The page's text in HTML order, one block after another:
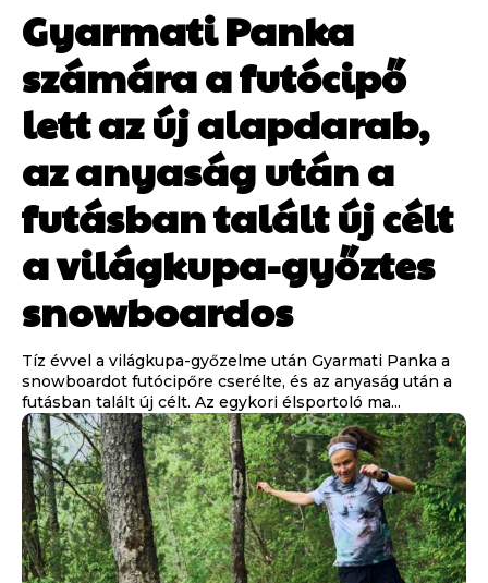
Gyarmati Panka
számára a futócipő
lett az új alapdarab,
az anyaság után a
futásban talált új célt
a világkupa-győztes
snowboardos
Tíz évvel a világkupa-győzelme után Gyarmati Panka a
snowboardot futócipőre cserélte, és az anyaság után a
futásban talált új célt. Az egykori élsportoló ma...